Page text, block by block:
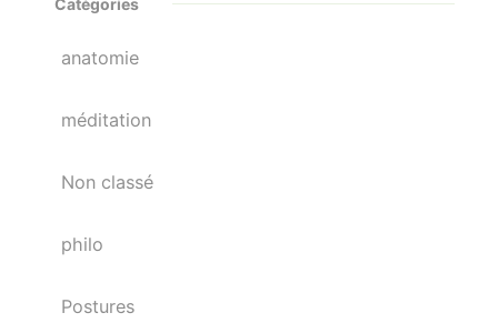
anatomie
méditation
Non classé
philo
Postures